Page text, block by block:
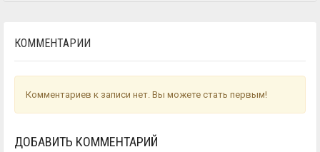
КОММЕНТАРИИ
Комментариев к записи нет. Вы можете стать первым!
ДОБАВИТЬ КОММЕНТАРИЙ